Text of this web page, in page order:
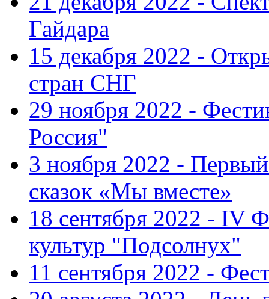
Гайдара
15 декабря 2022 -
стран СНГ
29 ноября 2022 -
Россия"
3 ноября 2022 -
сказок «Мы вместе»
18 сентября 2022 - IV
культур "Подсолнух"
11 сентября 2022 -